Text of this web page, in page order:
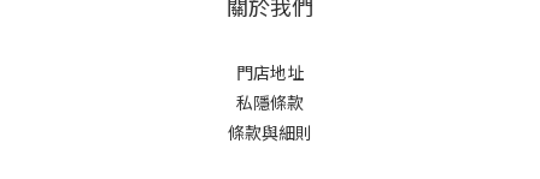
門店地址
私隱條款
條款與細則